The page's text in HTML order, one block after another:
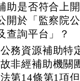
助是否符合上
開於「監察院
查詢平台」？
務資源補助特
非經補助機關
第14條第1項